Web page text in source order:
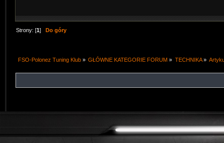
Strony: [1]Do góry
FSO-Polonez Tuning Klub » GŁÓWNE KATEGORIE FORUM » TECHNIKA»